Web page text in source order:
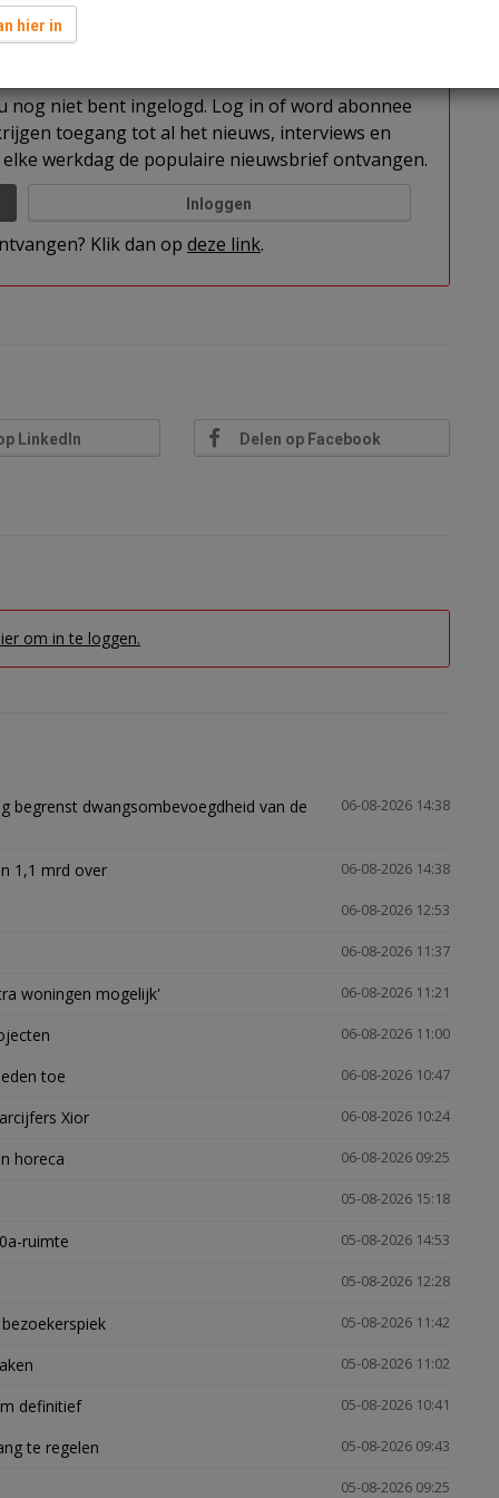
niet bent ingelogd. Log in of word abonnee
toegang tot al het nieuws, interviews en
werkdag de populaire nieuwsbrief ontvangen.
Inloggen
Klik dan op deze link.
LinkedIn Delen op Facebook
om in te loggen.
06-08-2026 14:38
begrenst dwangsombevoegdheid van de
06-08-2026 14:38
1,1 mrd over
06-08-2026 12:53
06-08-2026 11:37
06-08-2026 11:21
woningen mogelijk'
06-08-2026 11:00
06-08-2026 10:47
toe
06-08-2026 10:24
Xior
06-08-2026 09:25
horeca
05-08-2026 15:18
05-08-2026 14:53
ruimte
05-08-2026 12:28
05-08-2026 11:42
05-08-2026 11:02
05-08-2026 10:41
definitief
05-08-2026 09:43
te regelen
05-08-2026 09:25
hier in